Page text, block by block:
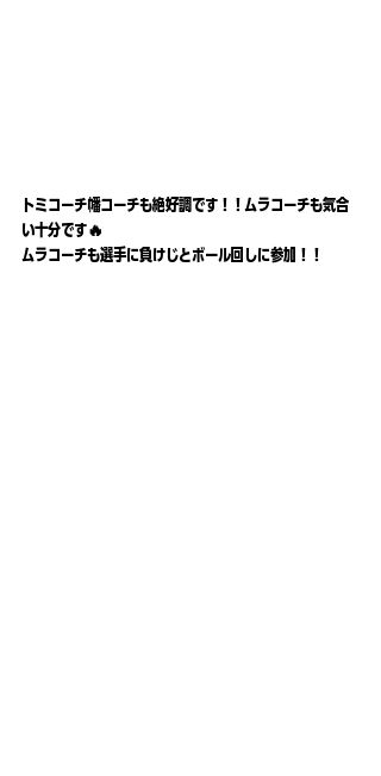
トミコーチ幡コーチも絶好調です！！ムラコーチも気合
い十分です🔥
ムラコーチも選手に負けじとボール回しに参加！！